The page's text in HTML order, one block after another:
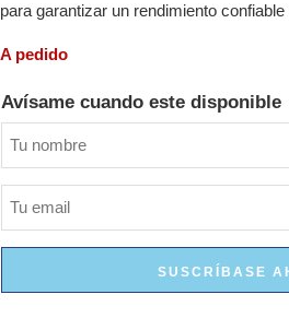
para garantizar un rendimiento
A pedido
Avísame cuando este disponible
SUSCRÍBASE